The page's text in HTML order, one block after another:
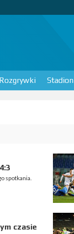
Rozgrywki Stadion
spotkania.
czasie